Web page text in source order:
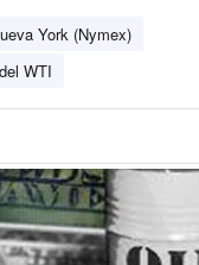
York (Nymex)
WTI